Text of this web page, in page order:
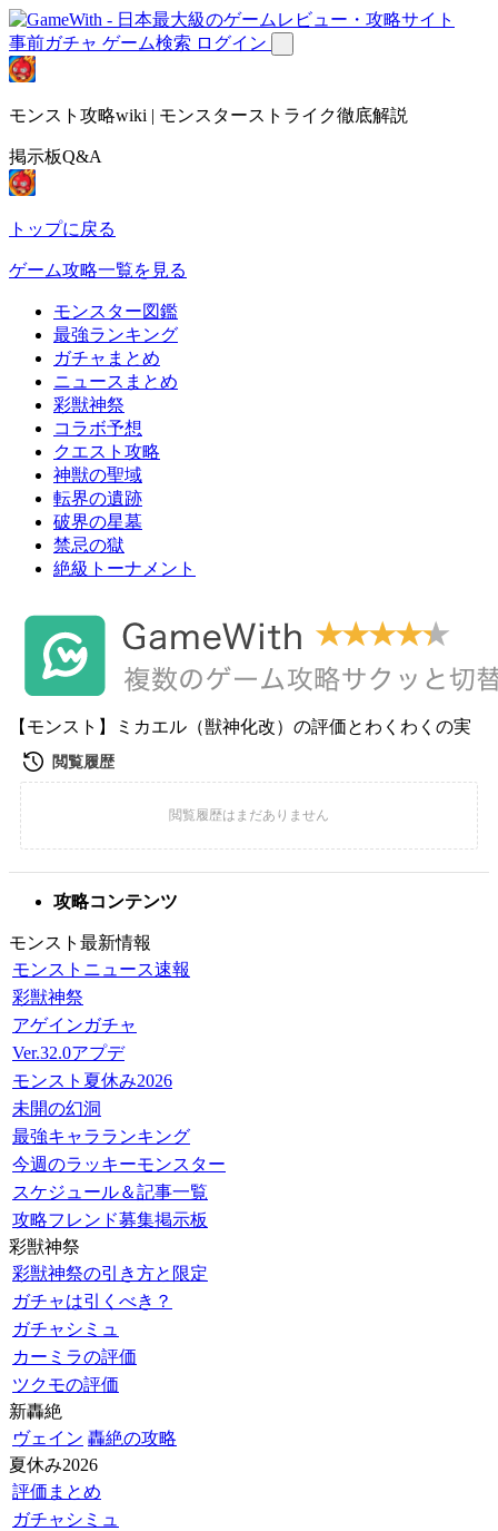
事前ガチャ ゲーム検索 ログイン
モンスト攻略wiki | モンスターストライク徹底解説
掲示板Q&A
トップに戻る
ゲーム攻略一覧を見る
モンスター図鑑
最強ランキング
ガチャまとめ
ニュースまとめ
彩獣神祭
コラボ予想
クエスト攻略
神獣の聖域
転界の遺跡
破界の星墓
禁忌の獄
絶級トーナメント
【モンスト】ミカエル（獣神化改）の評価とわくわくの実
攻略コンテンツ
モンスト最新情報
モンストニュース速報
彩獣神祭
アゲインガチャ
Ver.32.0アプデ
モンスト夏休み2026
未開の幻洞
最強キャラランキング
今週のラッキーモンスター
スケジュール＆記事一覧
攻略フレンド募集掲示板
彩獣神祭
彩獣神祭の引き方と限定
ガチャは引くべき？
ガチャシミュ
カーミラの評価
ツクモの評価
新轟絶
ヴェイン 轟絶の攻略
夏休み2026
評価まとめ
ガチャシミュ